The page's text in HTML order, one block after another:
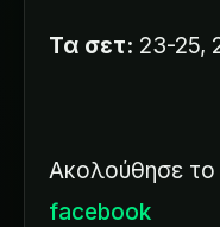
Τα σετ: 23-25,
Ακολούθησε το
facebook